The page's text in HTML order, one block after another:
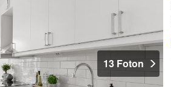
13 Foton